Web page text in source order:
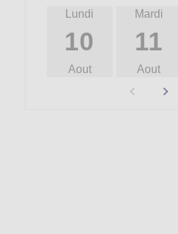
Lundi
10
Aout
Mardi
11
Aout